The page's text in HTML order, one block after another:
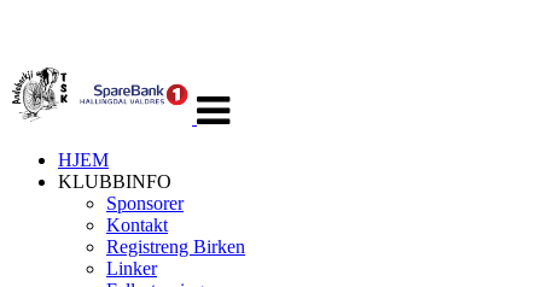
navigasjon
HJEM
KLUBBINFO
Sponsorer
Kontakt
Registreng Birken
Linker